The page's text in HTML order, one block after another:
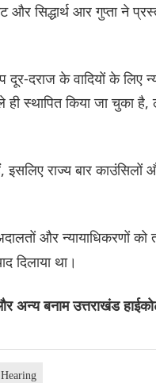
सिद्धार्थ आर गुप्ता ने
दूर-दराज के वादियों के
स्थापित किया जा चुका है,
राज्य बार काउंसिलों
और न्यायाधिकरणों
दिलाया था।
बनाम उत्तराखंड